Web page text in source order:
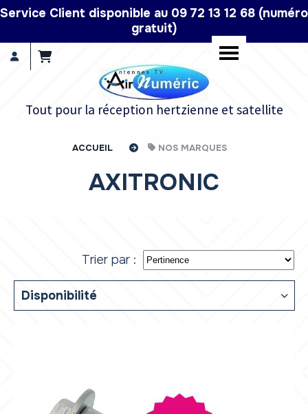
Service Client disponible au 09 72 13 12 68 (numéro
gratuit)
Tout pour la réception hertzienne et satellite
ACCUEIL NOS MARQUES
AXITRONIC
Trier par :
Disponibilité